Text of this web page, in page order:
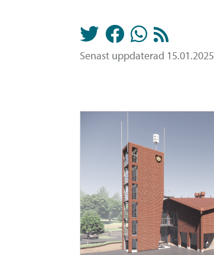
Senast uppdaterad 15.01.2025